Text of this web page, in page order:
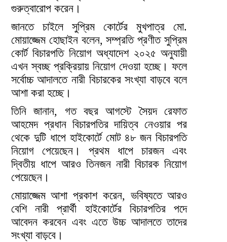
গুরুত্বারোপ করেন।
জানতে চাইলে সুপ্রিম কোর্টের মুখপাত্র মো.
মোয়াজ্জেম হোছাইন বলেন, সম্প্রতি প্রণীত সুপ্রিম
কোর্ট বিচারপতি নিয়োগ অধ্যাদেশ ২০২৫ অনুযায়ী
এখন স্বচ্ছ প্রক্রিয়ায় নিয়োগ দেওয়া হচ্ছে। ফলে
সর্বোচ্চ আদালতে নারী বিচারকের সংখ্যা বাড়বে বলে
আশা করা হচ্ছে।
তিনি জানান, গত বছর আগস্টে সৈয়দ রেফাত
আহমেদ প্রধান বিচারপতির দায়িত্ব নেওয়ার পর
থেকে দুটি ধাপে হাইকোর্টে মোট ৪৮ জন বিচারপতি
নিয়োগ পেয়েছেন। প্রথম ধাপে চারজন এবং
দ্বিতীয় ধাপে আরও তিনজন নারী বিচারক নিয়োগ
পেয়েছেন।
মোয়াজ্জেম আশা প্রকাশ করেন, ভবিষ্যতে আরও
বেশি নারী প্রার্থী হাইকোর্টের বিচারপতির পদে
আবেদন করবেন এবং এতে উচ্চ আদালতে তাদের
সংখ্যা বাড়বে।